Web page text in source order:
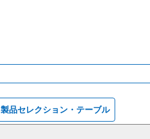
製品セレクション・テーブル